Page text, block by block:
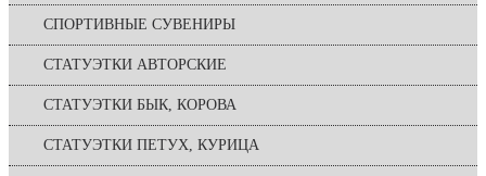
СПОРТИВНЫЕ СУВЕНИРЫ
СТАТУЭТКИ АВТОРСКИЕ
СТАТУЭТКИ БЫК, КОРОВА
СТАТУЭТКИ ПЕТУХ, КУРИЦА